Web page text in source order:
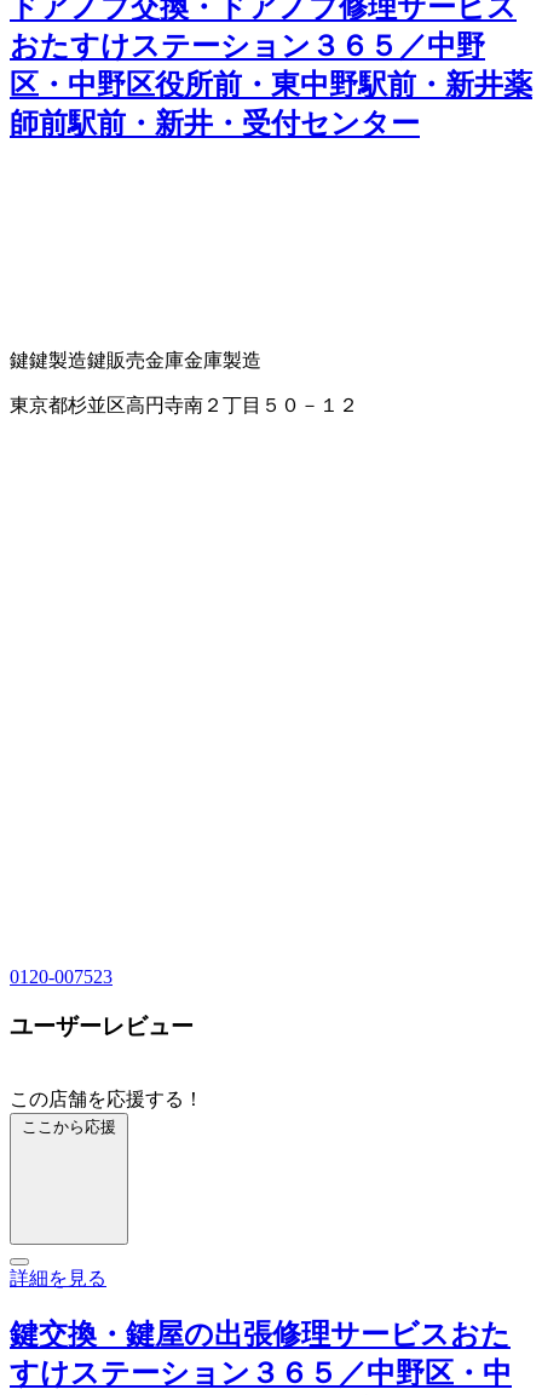
ドアノブ交換・ドアノブ修理サービス
おたすけステーション３６５／中野
区・中野区役所前・東中野駅前・新井薬
師前駅前・新井・受付センター
鍵鍵製造鍵販売金庫金庫製造
東京都杉並区高円寺南２丁目５０－１２
0120-007523
ユーザーレビュー
この店舗を応援する！
ここから応援
詳細を見る
鍵交換・鍵屋の出張修理サービスおた
すけステーション３６５／中野区・中